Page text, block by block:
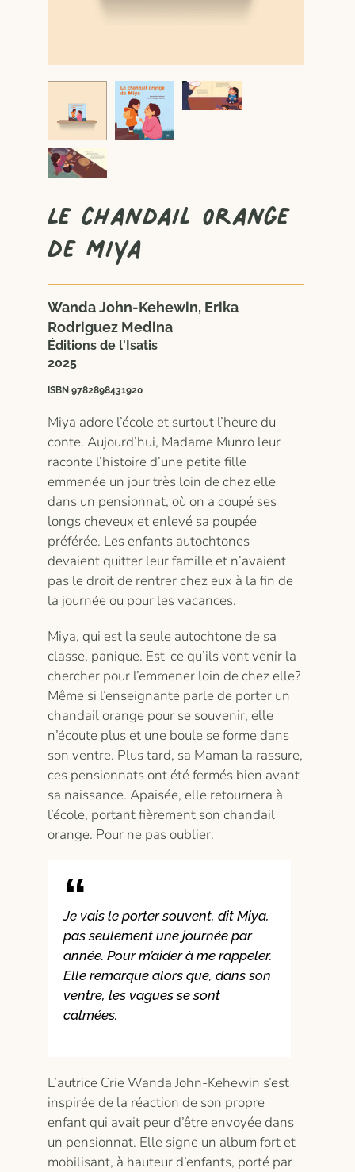
Le chandail orange
de Miya
Wanda John-Kehewin, Erika
Rodriguez Medina
Éditions de l'Isatis
2025
ISBN 9782898431920
Miya adore l’école et surtout l’heure du
conte. Aujourd’hui, Madame Munro leur
raconte l’histoire d’une petite fille
emmenée un jour très loin de chez elle
dans un pensionnat, où on a coupé ses
longs cheveux et enlevé sa poupée
préférée. Les enfants autochtones
devaient quitter leur famille et n’avaient
pas le droit de rentrer chez eux à la fin de
la journée ou pour les vacances.
Miya, qui est la seule autochtone de sa
classe, panique. Est-ce qu’ils vont venir la
chercher pour l’emmener loin de chez elle?
Même si l’enseignante parle de porter un
chandail orange pour se souvenir, elle
n’écoute plus et une boule se forme dans
son ventre. Plus tard, sa Maman la rassure,
ces pensionnats ont été fermés bien avant
sa naissance. Apaisée, elle retournera à
l’école, portant fièrement son chandail
orange. Pour ne pas oublier.
Je vais le porter souvent, dit Miya,
pas seulement une journée par
année. Pour m’aider à me rappeler.
Elle remarque alors que, dans son
ventre, les vagues se sont
calmées.
L’autrice Crie Wanda John-Kehewin s’est
inspirée de la réaction de son propre
enfant qui avait peur d’être envoyée dans
un pensionnat. Elle signe un album fort et
mobilisant, à hauteur d’enfants, porté par